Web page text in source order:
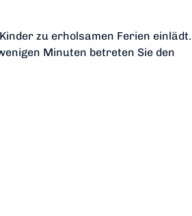
zu erholsamen Ferien einlädt.
Minuten betreten Sie den